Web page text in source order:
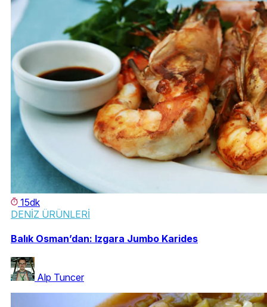
15dk
DENİZ ÜRÜNLERİ
Balık Osman’dan: Izgara Jumbo Karides
Alp Tuncer